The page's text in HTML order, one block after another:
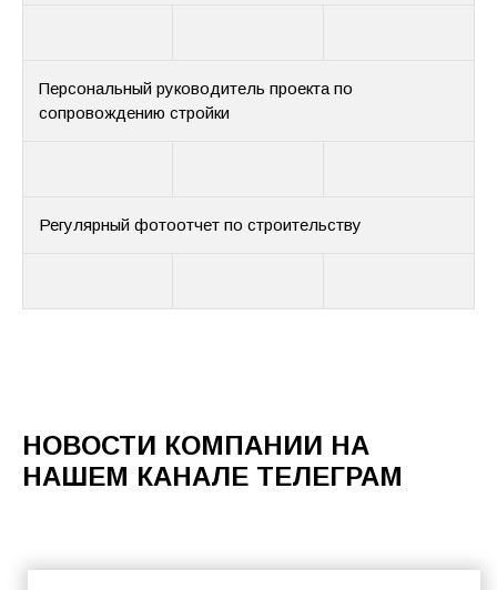
Персональный руководитель проекта по
сопровождению стройки
Регулярный фотоотчет по строительству
НОВОСТИ КОМПАНИИ НА
НАШЕМ КАНАЛЕ ТЕЛЕГРАМ